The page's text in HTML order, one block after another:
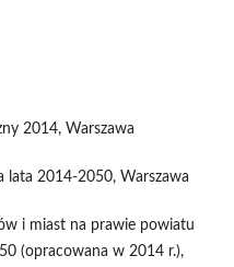
2014, Warszawa
lata 2014-2050, Warszawa
i miast na prawie powiatu
(opracowana w 2014 r.),